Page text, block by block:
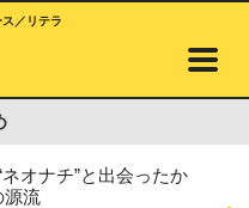
／リテラ
オナチ”と出会ったか
流